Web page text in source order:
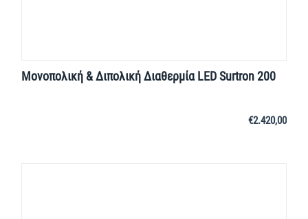
Μονοπολική & Διπολική Διαθερμία LED Surtron 200
€2.420,00